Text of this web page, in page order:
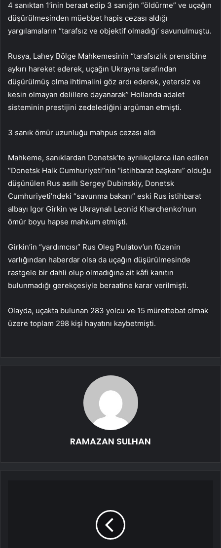
4 sanıktan 1’inin beraat edip 3 sanığın “öldürme” ve uçağın
düşürülmesinden müebbet hapis cezası aldığı
yargılamaların “tarafsız ve objektif olmadığı’ savunulmuştu.
Rusya, Lahey Bölge Mahkemesinin “tarafsızlık prensibine
aykırı hareket ederek, uçağın Ukrayna tarafından
düşürülmüş olma ihtimalini göz ardı ederek, yetersiz ve
kesin olmayan delillere dayanarak” Hollanda adalet
sisteminin prestijini zedelediğini argüman etmişti.
3 sanık ömür uzunluğu mahpus cezası aldı
Mahkeme, sanıklardan Donetsk’te ayrılıkçılarca ilan edilen
“Donetsk Halk Cumhuriyeti”nin “istihbarat başkanı” olduğu
düşünülen Rus asıllı Sergey Dubinskiy, Donetsk
Cumhuriyeti’ndeki “savunma bakanı” eski Rus istihbarat
albayı Igor Girkin ve Ukraynalı Leonid Kharchenko’nun
ömür boyu hapse mahkum etmişti.
Girkin’in “yardımcısı” Rus Oleg Pulatov’un füzenin
varlığından haberdar olsa da uçağın düşürülmesinde
rastgele bir dahli olup olmadığına ait kâfi kanıtın
bulunmadığı gerekçesiyle beraatine karar verilmişti.
Olayda, uçakta bulunan 283 yolcu ve 15 mürettebat olmak
üzere toplam 298 kişi hayatını kaybetmişti.
RAMAZAN SULHAN